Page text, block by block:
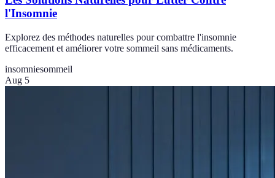
l'Insomnie
Explorez des méthodes naturelles pour combattre l'insomnie
efficacement et améliorer votre sommeil sans médicaments.
insomniesommeil
Aug 5